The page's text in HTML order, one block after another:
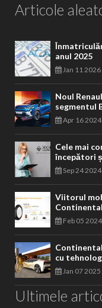
Articole
anul 2025
Jan 11 2026
Noul
segmentul
Apr 16 2024
Cele mai
începători
Sep 24 2024
Viitorul
Feb 05 2024
cu
Jan 07 2025
Ultimele